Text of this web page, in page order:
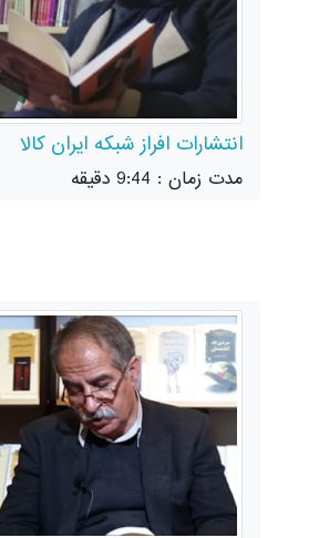
انتشارات افراز شبکه ایران کالا
مدت زمان : 9:44 دقیقه